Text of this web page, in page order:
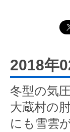
2018年
冬型の気
大蔵村の
にも雪雲